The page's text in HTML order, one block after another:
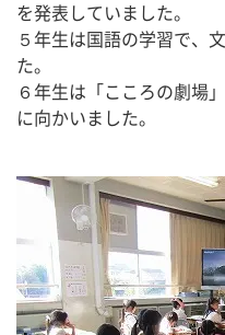
を発表していました。
５年生は国語の学習で、
た。
６年生は「こころの劇場
に向かいました。